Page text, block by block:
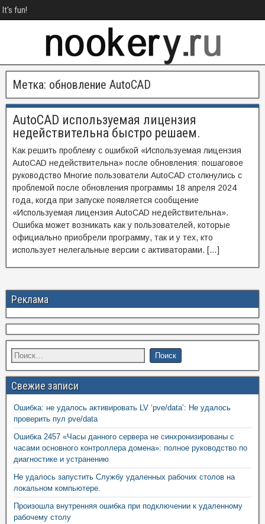
It's fun!
Метка: обновление AutoCAD
AutoCAD используемая лицензия
недействительна быстро решаем.
Как решить проблему с ошибкой «Используемая лицензия
AutoCAD недействительна» после обновления: пошаговое
руководство Многие пользователи AutoCAD столкнулись с
проблемой после обновления программы 18 апреля 2024
года, когда при запуске появляется сообщение
«Используемая лицензия AutoCAD недействительна».
Ошибка может возникать как у пользователей, которые
официально приобрели программу, так и у тех, кто
использует нелегальные версии с активаторами. […]
Реклама
Свежие записи
Ошибка: не удалось активировать LV ‘pve/data’: Не удалось
проверить пул pve/data
Ошибка 2457 «Часы данного сервера не синхронизированы с
часами основного контроллера домена»: полное руководство по
диагностике и устранению
Не удалось запустить Службу удаленных рабочих столов на
локальном компьютере.
Произошла внутренняя ошибка при подключении к удаленному
рабочему столу